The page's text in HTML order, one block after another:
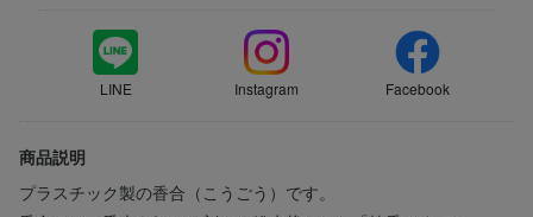
LINE Instagram Facebook
商品説明
プラスチック製の香合（こうごう）です。